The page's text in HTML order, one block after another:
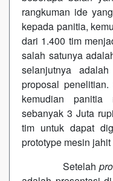
rangkuman ide
kepada panitia,
dari 1.400 tim
salah satunya
selanjutnya
proposal
kemudian panitia
sebanyak 3 Juta
tim untuk dapat
prototype mesin
Setelah